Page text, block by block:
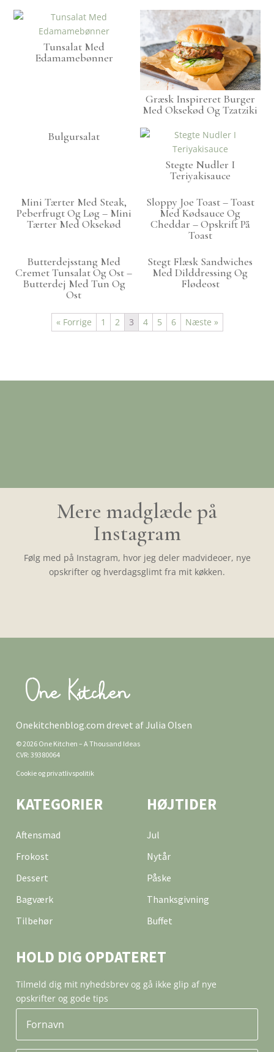
Tunsalat Med
Edamamebønner
Græsk Inspireret Burger
Med Oksekød Og Tzatziki
Bulgursalat
Stegte Nudler I
Teriyakisauce
Mini Tærter Med Steak,
Peberfrugt Og Løg – Mini
Tærter Med Oksekød
Sloppy Joe Toast – Toast
Med Kødsauce Og
Cheddar – Opskrift På
Toast
Butterdejsstang Med
Cremet Tunsalat Og Ost –
Butterdej Med Tun Og
Ost
Stegt Flæsk Sandwiches
Med Dilddressing Og
Flødeost
« Forrige 1 2 3 4 5 6 Næste »
Mere madglæde på
Instagram
Følg med på Instagram, hvor jeg deler madvideoer, nye
opskrifter og hverdagsglimt fra mit køkken.
Onekitchenblog.com drevet af Julia Olsen
© 2026 One Kitchen – A Thousand Ideas
CVR: 39380064
Cookie og privatlivspolitik
KATEGORIER
Aftensmad
Frokost
Dessert
Bagværk
Tilbehør
HØJTIDER
Jul
Nytår
Påske
Thanksgivning
Buffet
HOLD DIG OPDATERET
Tilmeld dig mit nyhedsbrev og gå ikke glip af nye
opskrifter og gode tips